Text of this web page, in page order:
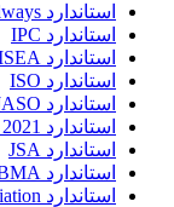
استاندارد International Union of Railways
استاندارد IPC
استاندارد ISEA
استاندارد ISO
استاندارد JASO
استاندارد JIS 2021
استاندارد JSA
استاندارد MBMA
استاندارد Metal Building Manufacturers Association